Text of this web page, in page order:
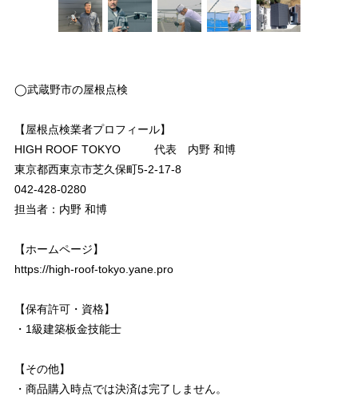
◯武蔵野市の屋根点検
【屋根点検業者プロフィール】
HIGH ROOF TOKYO 代表 内野 和博
東京都西東京市芝久保町5-2-17-8
042-428-0280
担当者：内野 和博
【ホームページ】
https://high-roof-tokyo.yane.pro
【保有許可・資格】
・1級建築板金技能士
【その他】
・商品購入時点では決済は完了しません。